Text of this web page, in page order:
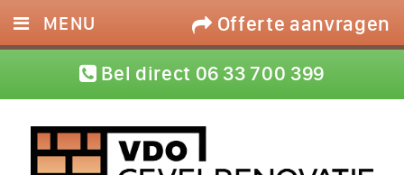
Bel direct 06 33 700 399
Offerte aanvragen
MENU
DIENSTEN
FOTO’S